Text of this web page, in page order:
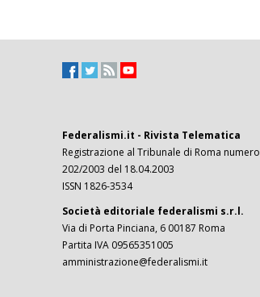
Federalismi.it - Rivista Telematica
Registrazione al Tribunale di Roma numero
202/2003 del 18.04.2003
ISSN 1826-3534
Società editoriale federalismi s.r.l.
Via di Porta Pinciana, 6 00187 Roma
Partita IVA 09565351005
amministrazione@federalismi.it